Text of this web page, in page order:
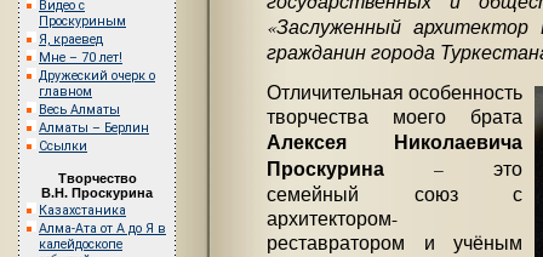
Видео с
Проскуриным
Я, краевед
Мне – 70 лет!
Дружеский очерк о
главном
Весь Алматы
Алматы – Берлин
Ссылки
Творчество
В.Н. Проскурина
Казахстаника
Алма-Ата от А до Я в
калейдоскопе
«Заслуженный
гражданин города
Отличительная особенность
творчества моего брата
Алексея Николаевича
Проскурина – это
семейный союз с
архитектором-
реставратором и учёным